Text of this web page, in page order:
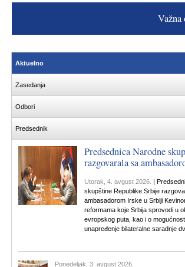
Važna
Aktuelno
Zasedanja
Odbori
Predsednik
Predsednica Narodne
razgovarala sa
Utorak, 4. avgust 2026. |
skupštine Republike Srbije
ambasadorom Irske u Srbiji
reformama koje Srbija sprovodi u
evropskog puta, kao i o
unapređenje bilateralne saradnje
Ponedeljak, 3. avgust 2026.